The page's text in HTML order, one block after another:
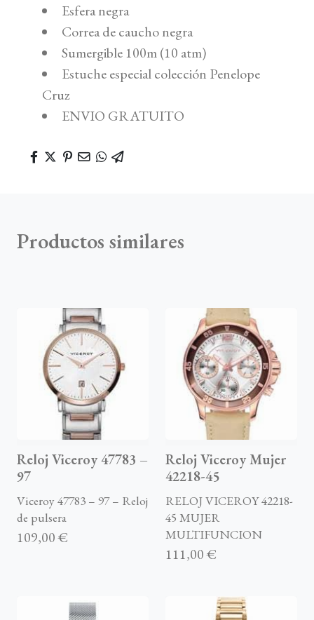
Esfera negra
Correa de caucho negra
Sumergible 100m (10 atm)
Estuche especial colección Penelope
Cruz
ENVIO GRATUITO
Productos similares
Reloj Viceroy 47783 –
97
Viceroy 47783 – 97 – Reloj
de pulsera
109,00 €
Reloj Viceroy Mujer
42218-45
RELOJ VICEROY 42218-
45 MUJER
MULTIFUNCION
111,00 €